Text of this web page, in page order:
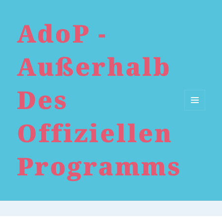
AdoP -
Außerhalb
Des
Offiziellen
Programms